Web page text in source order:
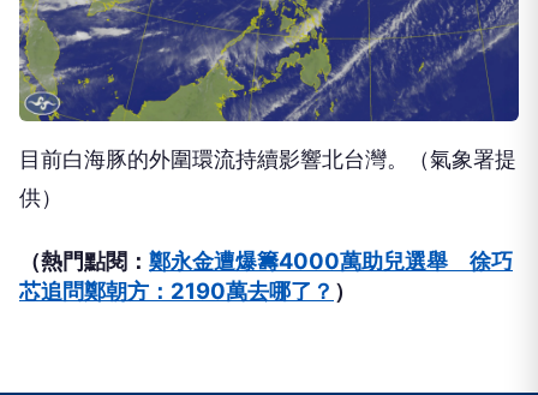
目前白海豚的外圍環流持續影響北台灣。（氣象署提
供）
（熱門點閱： 鄭永金遭爆籌4000萬助兒選舉 徐巧
芯追問鄭朝方：2190萬去哪了？ ）